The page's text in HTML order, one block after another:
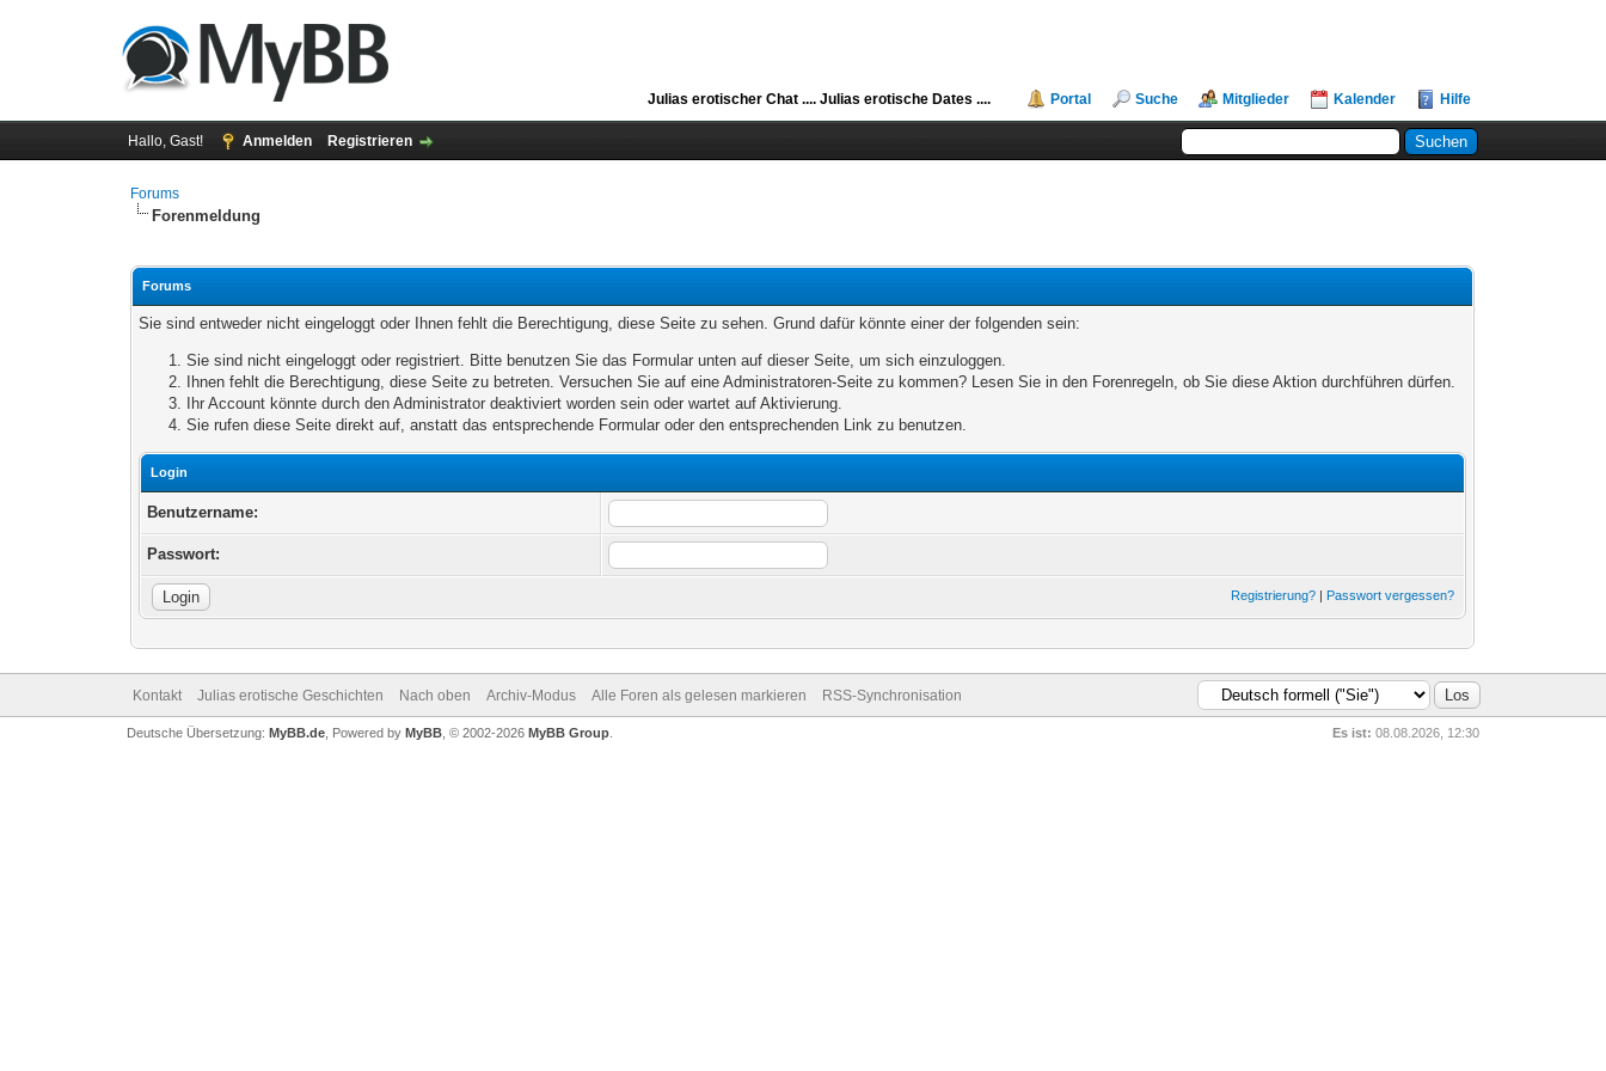
Julias erotischer Chat ....Julias erotische Dates .... Portal Suche Mitglieder Kalender Hilfe
Hallo, Gast! Anmelden Registrieren
Forums
Forenmeldung
Forums
Sie sind entweder nicht eingeloggt oder Ihnen fehlt die Berechtigung, diese Seite zu sehen. Grund dafür könnte einer der folgenden sein:
Sie sind nicht eingeloggt oder registriert. Bitte benutzen Sie das Formular unten auf dieser Seite, um sich einzuloggen.
Ihnen fehlt die Berechtigung, diese Seite zu betreten. Versuchen Sie auf eine Administratoren-Seite zu kommen? Lesen Sie in den Forenregeln, ob Sie diese Aktion durchführen dürfen.
Ihr Account könnte durch den Administrator deaktiviert worden sein oder wartet auf Aktivierung.
Sie rufen diese Seite direkt auf, anstatt das entsprechende Formular oder den entsprechenden Link zu benutzen.
Login
Benutzername:
Passwort:
Registrierung? | Passwort vergessen?
Kontakt Julias erotische Geschichten Nach oben Archiv-Modus Alle Foren als gelesen markieren RSS-Synchronisation
Es ist: 08.08.2026, 12:30
Deutsche Übersetzung: MyBB.de, Powered by MyBB, © 2002-2026 MyBB Group.